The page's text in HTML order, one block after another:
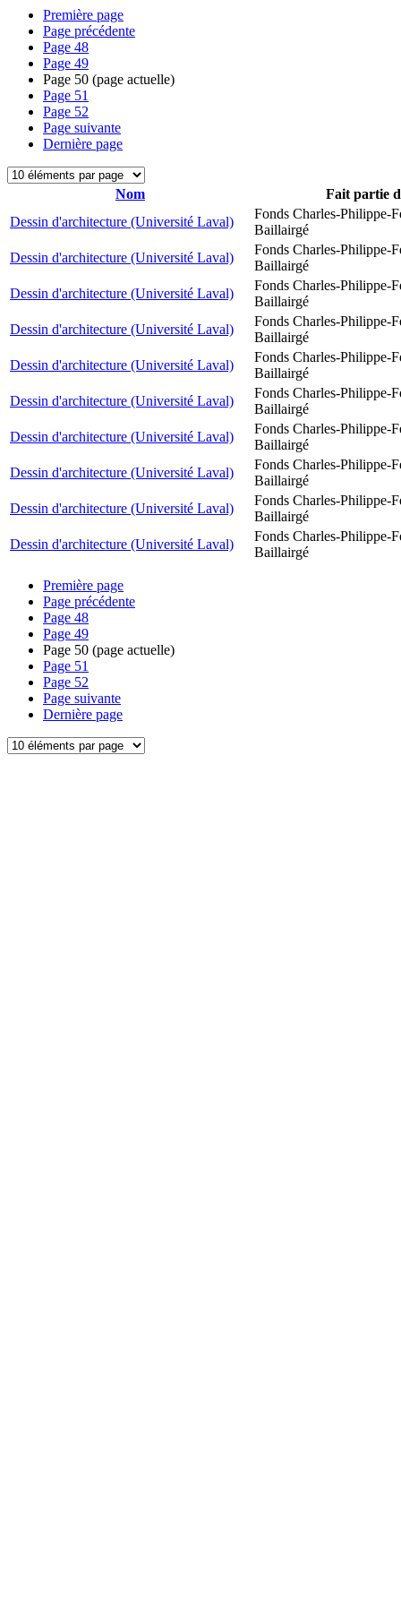
Première page
Page précédente
Page 48
Page 49
Page 50 (page actuelle)
Page 51
Page 52
Page suivante
Dernière page
Nom
Fait partie
Dessin d'architecture (Université Laval)
Fonds Charles-Philippe-
Baillairgé
Dessin d'architecture (Université Laval)
Fonds Charles-Philippe-
Baillairgé
Dessin d'architecture (Université Laval)
Fonds Charles-Philippe-
Baillairgé
Dessin d'architecture (Université Laval)
Fonds Charles-Philippe-
Baillairgé
Dessin d'architecture (Université Laval)
Fonds Charles-Philippe-
Baillairgé
Dessin d'architecture (Université Laval)
Fonds Charles-Philippe-
Baillairgé
Dessin d'architecture (Université Laval)
Fonds Charles-Philippe-
Baillairgé
Dessin d'architecture (Université Laval)
Fonds Charles-Philippe-
Baillairgé
Dessin d'architecture (Université Laval)
Fonds Charles-Philippe-
Baillairgé
Dessin d'architecture (Université Laval)
Fonds Charles-Philippe-
Baillairgé
Première page
Page précédente
Page 48
Page 49
Page 50 (page actuelle)
Page 51
Page 52
Page suivante
Dernière page